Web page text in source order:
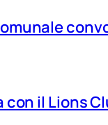
il Lions